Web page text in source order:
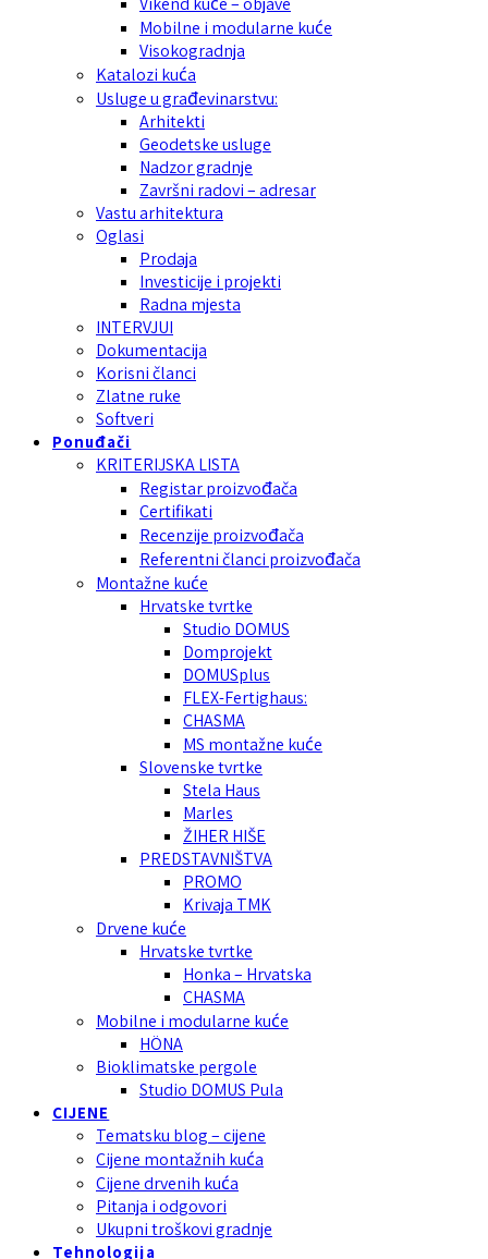
Mobilne i modularne kuće
Visokogradnja
Katalozi kuća
Usluge u građevinarstvu:
Arhitekti
Geodetske usluge
Nadzor gradnje
Završni radovi – adresar
Vastu arhitektura
Oglasi
Prodaja
Investicije i projekti
Radna mjesta
INTERVJUI
Dokumentacija
Korisni članci
Zlatne ruke
Softveri
Ponuđači
KRITERIJSKA LISTA
Registar proizvođača
Certifikati
Recenzije proizvođača
Referentni članci proizvođača
Montažne kuće
Hrvatske tvrtke
Studio DOMUS
Domprojekt
DOMUSplus
FLEX-Fertighaus:
CHASMA
MS montažne kuće
Slovenske tvrtke
Stela Haus
Marles
ŽIHER HIŠE
PREDSTAVNIŠTVA
PROMO
Krivaja TMK
Drvene kuće
Hrvatske tvrtke
Honka – Hrvatska
CHASMA
Mobilne i modularne kuće
HÖNA
Bioklimatske pergole
Studio DOMUS Pula
CIJENE
Tematsku blog – cijene
Cijene montažnih kuća
Cijene drvenih kuća
Pitanja i odgovori
Ukupni troškovi gradnje
Tehnologija